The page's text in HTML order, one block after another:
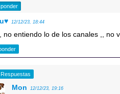
12/12/23, 18:44
no entiendo lo de los canales ,, no
Respuestas
Mon 12/12/23, 19:16